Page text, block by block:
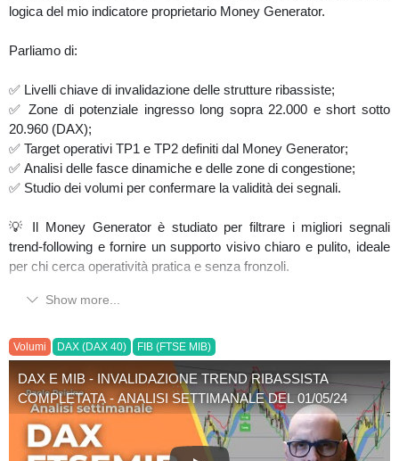
logica del mio indicatore proprietario Money Generator.
Parliamo di:
✅ Livelli chiave di invalidazione delle strutture ribassiste;
✅ Zone di potenziale ingresso long sopra 22.000 e short sotto
20.960 (DAX);
✅ Target operativi TP1 e TP2 definiti dal Money Generator;
✅ Analisi delle fasce dinamiche e delle zone di congestione;
✅ Studio dei volumi per confermare la validità dei segnali.
💡 Il Money Generator è studiato per filtrare i migliori segnali
trend-following e fornire un supporto visivo chiaro e pulito, ideale
per chi cerca operatività pratica e senza fronzoli.
👉 Ti mostro gli scenari più probabili per i prossimi giorni e come
📢 Come sempre, ricorda: nessuna analisi garantisce il futuro, ma
il metodo giusto fa tutta la differenza.
👇 Fammi sapere cosa ne pensi o se hai dubbi nei commenti:
rispondo sempre!
Show more...
Volumi DAX (DAX 40) FIB (FTSE MIB)
DAX E MIB - INVALIDAZIONE TREND RIBASSISTA
COMPLETATA - ANALISI SETTIMANALE DEL 01/05/24